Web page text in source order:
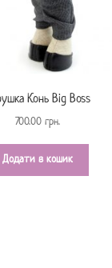
Конь Big Boss
700.00грн.
Додати в кошик